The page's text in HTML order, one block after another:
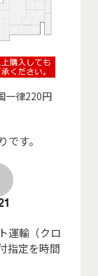
一律220円
す。
運輸（クロ
指定を時間